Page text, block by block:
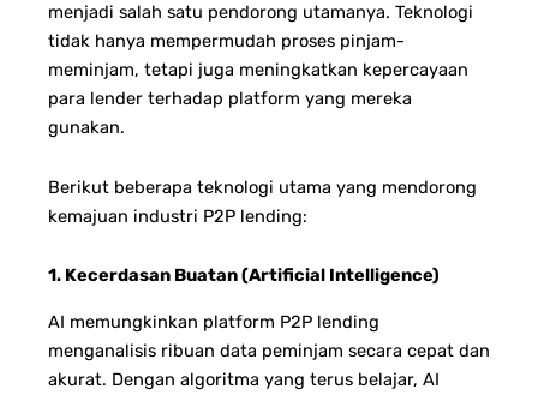
menjadi salah satu pendorong utamanya. Teknologi
tidak hanya mempermudah proses pinjam-
meminjam, tetapi juga meningkatkan kepercayaan
para lender terhadap platform yang mereka
gunakan.
Berikut beberapa teknologi utama yang mendorong
kemajuan industri P2P lending:
1. Kecerdasan Buatan (Artificial Intelligence)
AI memungkinkan platform P2P lending
menganalisis ribuan data peminjam secara cepat dan
akurat. Dengan algoritma yang terus belajar, AI